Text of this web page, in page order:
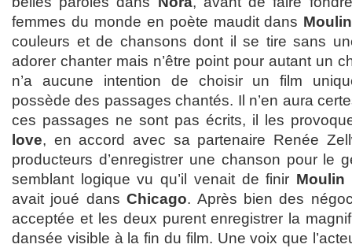
femmes du monde en poète maudit dans
couleurs et de chansons dont il se tire sans
adorer chanter mais n’être point pour autant un
n’a aucune intention de choisir un film
possède des passages chantés. Il n’en aura
ces passages ne sont pas écrits, il les
love, en accord avec sa partenaire Renée
producteurs d’enregistrer une chanson pour le
semblant logique vu qu’il venait de finir Moulin
avait joué dansChicago. Après bien des
acceptée et les deux purent enregistrer la
dansée visible à la fin du film. Une voix que